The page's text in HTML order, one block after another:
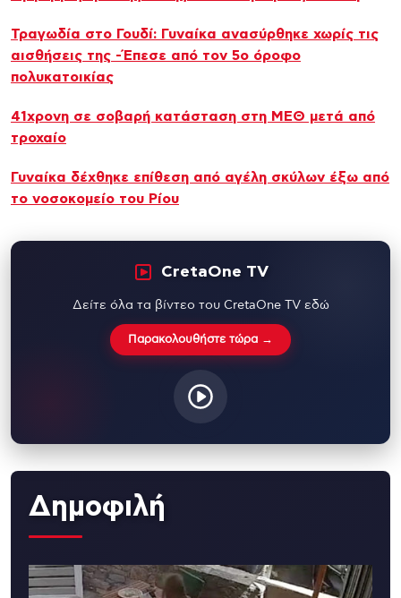
Τραγωδία στο Γουδί: Γυναίκα ανασύρθηκε χωρίς τις
αισθήσεις της -Έπεσε από τον 5ο όροφο
πολυκατοικίας
41χρονη σε σοβαρή κατάσταση στη ΜΕΘ μετά από
τροχαίο
Γυναίκα δέχθηκε επίθεση από αγέλη σκύλων έξω από
το νοσοκομείο του Ρίου
CretaOne TV
Δείτε όλα τα βίντεο του CretaOne TV εδώ
Παρακολουθήστε τώρα →
Δημοφιλή